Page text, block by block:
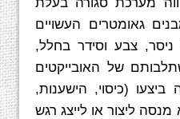
גאומטרים העשויים
צבע וסידר בחלל,
של האובייקטים
(כיסוי, הישענות,
ליצור או לייצג רגש